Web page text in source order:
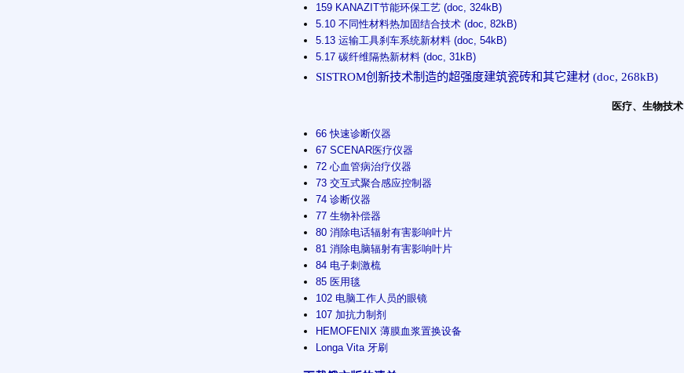
159 KANAZIT节能环保工艺 (doc, 324kB)
5.10 不同性材料热加固结合技术 (doc, 82kB)
5.13 运输工具刹车系统新材料 (doc, 54kB)
5.17 碳纤维隔热新材料 (doc, 31kB)
SISTROM创新技术制造的超强度建筑瓷砖和其它建材 (doc, 268kB)
医疗、生物技术
66 快速诊断仪器
67 SCENAR医疗仪器
72 心血管病治疗仪器
73 交互式聚合感应控制器
74 诊断仪器
77 生物补偿器
80 消除电话辐射有害影响叶片
81 消除电脑辐射有害影响叶片
84 电子刺激梳
85 医用毯
102 电脑工作人员的眼镜
107 加抗力制剂
HEMOFENIX 薄膜血浆置换设备
Longa Vita 牙刷